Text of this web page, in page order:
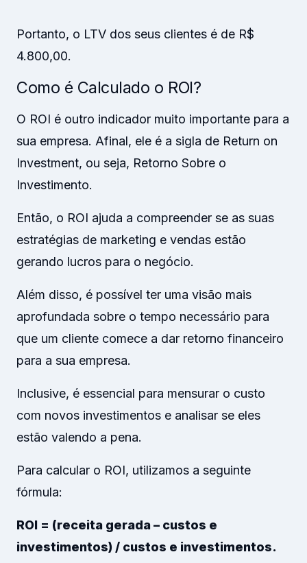
Portanto, o LTV dos seus clientes é de R$
4.800,00.
Como é Calculado o ROI?
O ROI é outro indicador muito importante para a
sua empresa. Afinal, ele é a sigla de Return on
Investment, ou seja, Retorno Sobre o
Investimento.
Então, o ROI ajuda a compreender se as suas
estratégias de marketing e vendas estão
gerando lucros para o negócio.
Além disso, é possível ter uma visão mais
aprofundada sobre o tempo necessário para
que um cliente comece a dar retorno financeiro
para a sua empresa.
Inclusive, é essencial para mensurar o custo
com novos investimentos e analisar se eles
estão valendo a pena.
Para calcular o ROI, utilizamos a seguinte
fórmula:
ROI = (receita gerada – custos e
investimentos) / custos e investimentos.